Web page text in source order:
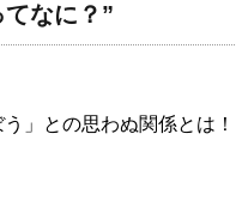
なに？”
」との思わぬ関係とは！